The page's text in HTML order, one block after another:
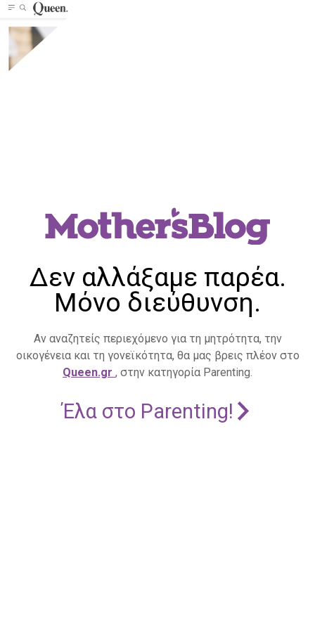
Δεν αλλάξαμε παρέα.
Μόνο διεύθυνση.
Αν αναζητείς περιεχόμενο για τη μητρότητα, την
οικογένεια και τη γονεϊκότητα, θα μας βρεις πλέον στο
Queen.gr , στην κατηγορία Parenting.
Έλα στο Parenting!